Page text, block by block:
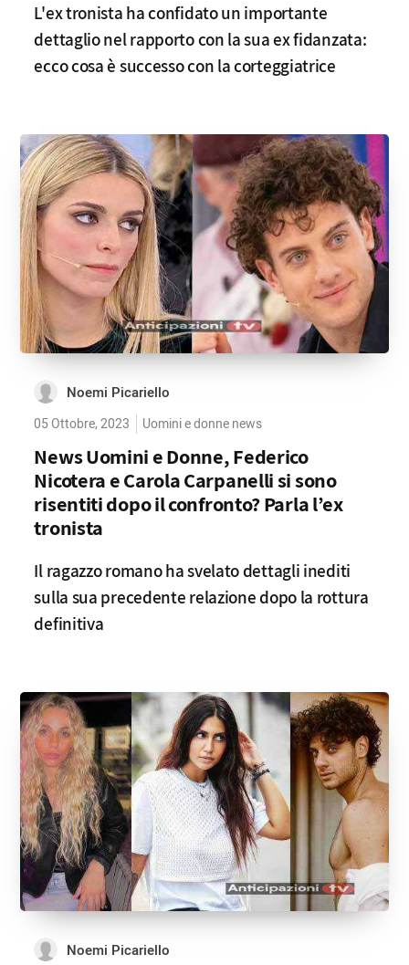
L'ex tronista ha confidato un importante
dettaglio nel rapporto con la sua ex fidanzata:
ecco cosa è successo con la corteggiatrice
Noemi Picariello
05 Ottobre, 2023 Uomini e donne news
News Uomini e Donne, Federico
Nicotera e Carola Carpanelli si sono
risentiti dopo il confronto? Parla l’ex
tronista
Il ragazzo romano ha svelato dettagli inediti
sulla sua precedente relazione dopo la rottura
definitiva
Noemi Picariello